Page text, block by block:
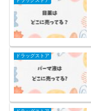
ドラッグストア